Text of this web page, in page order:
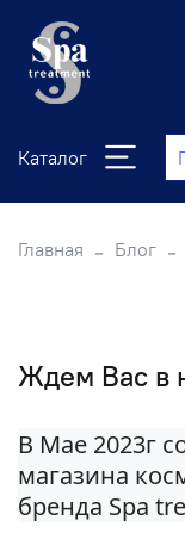
Каталог
Главная Блог
Ждем Вас в
В Мае 2023г
магазина
бренда Spa